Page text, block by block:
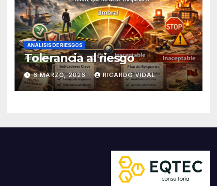
ANÁLISIS DE RIESGOS
Tolerancia al riesgo
6 MARZO, 2026 RICARDO VIDAL